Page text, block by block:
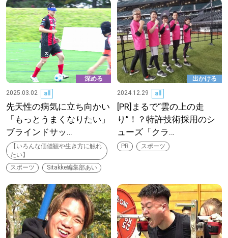
LOCAL ローカルエリア
all
札幌
道北
道南
道東
道央
KEYWORD キーワード
深める
2025.03.02
all
先天性の病気に立ち向かい
「もっとうまくなりたい」
ブラインドサッ…
【いろんな価値観や生き方に触れ
たい】
スポーツ
Sitakke編集部あい
出かける
2024.12.29
all
[PR]まるで“雲の上の走
り”！？特許技術採用のシ
ューズ「クラ…
PR スポーツ